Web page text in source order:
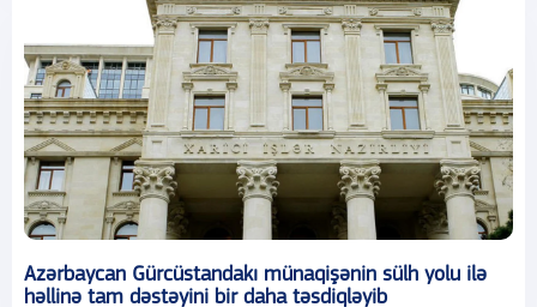
Azərbaycan Gürcüstandakı münaqişənin sülh yolu ilə
həllinə tam dəstəyini bir daha təsdiqləyib